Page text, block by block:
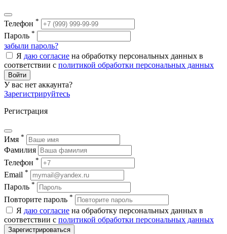
Телефон *
Пароль *
забыли пароль?
Я даю согласие на обработку персональных данных в
соответствии с политикой обработки персональных данных
Войти
У вас нет аккаунта?
Зарегистрируйтесь
Регистрация
Имя *
Фамилия
Телефон *
Email *
Пароль *
Повторите пароль *
Я даю согласие на обработку персональных данных в
соответствии с политикой обработки персональных данных
Зарегистрироваться